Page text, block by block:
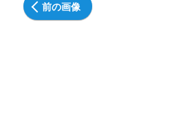
前の画像